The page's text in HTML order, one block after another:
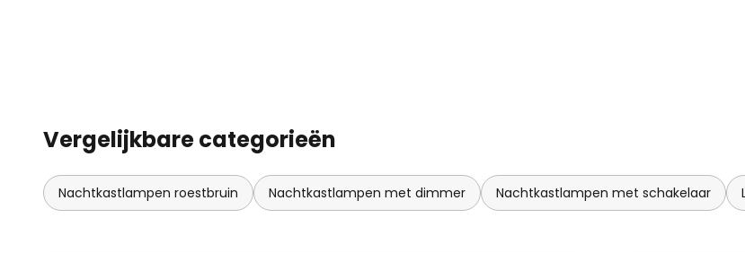
20 lumen ca. 50 uur 3e niveau 50 lumen ca. 20 uur 4e niveau 100
lumen ca. 10 uur
Vergelijkbare categorieën
Nachtkastlampen roestbruin Nachtkastlampen met dimmer Nachtkastlampen met schakelaar